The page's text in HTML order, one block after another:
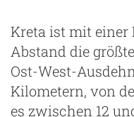
Kreta ist mit einer
Abstand die
Ost-West-
Kilometern, von
es zwischen 12